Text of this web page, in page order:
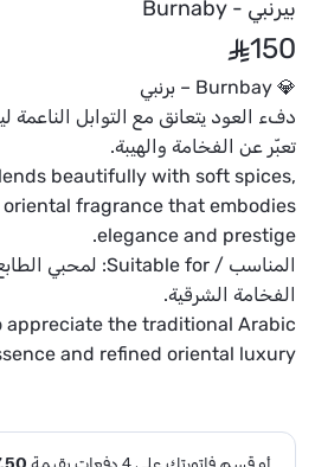
بيرنبي - Burnaby
150
‏💎 Burnbay – برنبي
دفء العود يتعانق مع التوابل الناعمة
تعبّر عن الفخامة والهيبة.
beautifully with soft spices,
fragrance that embodies
elegance and prestige.
المناسب / Suitable for:
لمحبي
الفخامة الشرقية.
appreciate the traditional Arabic
and refined oriental luxury.